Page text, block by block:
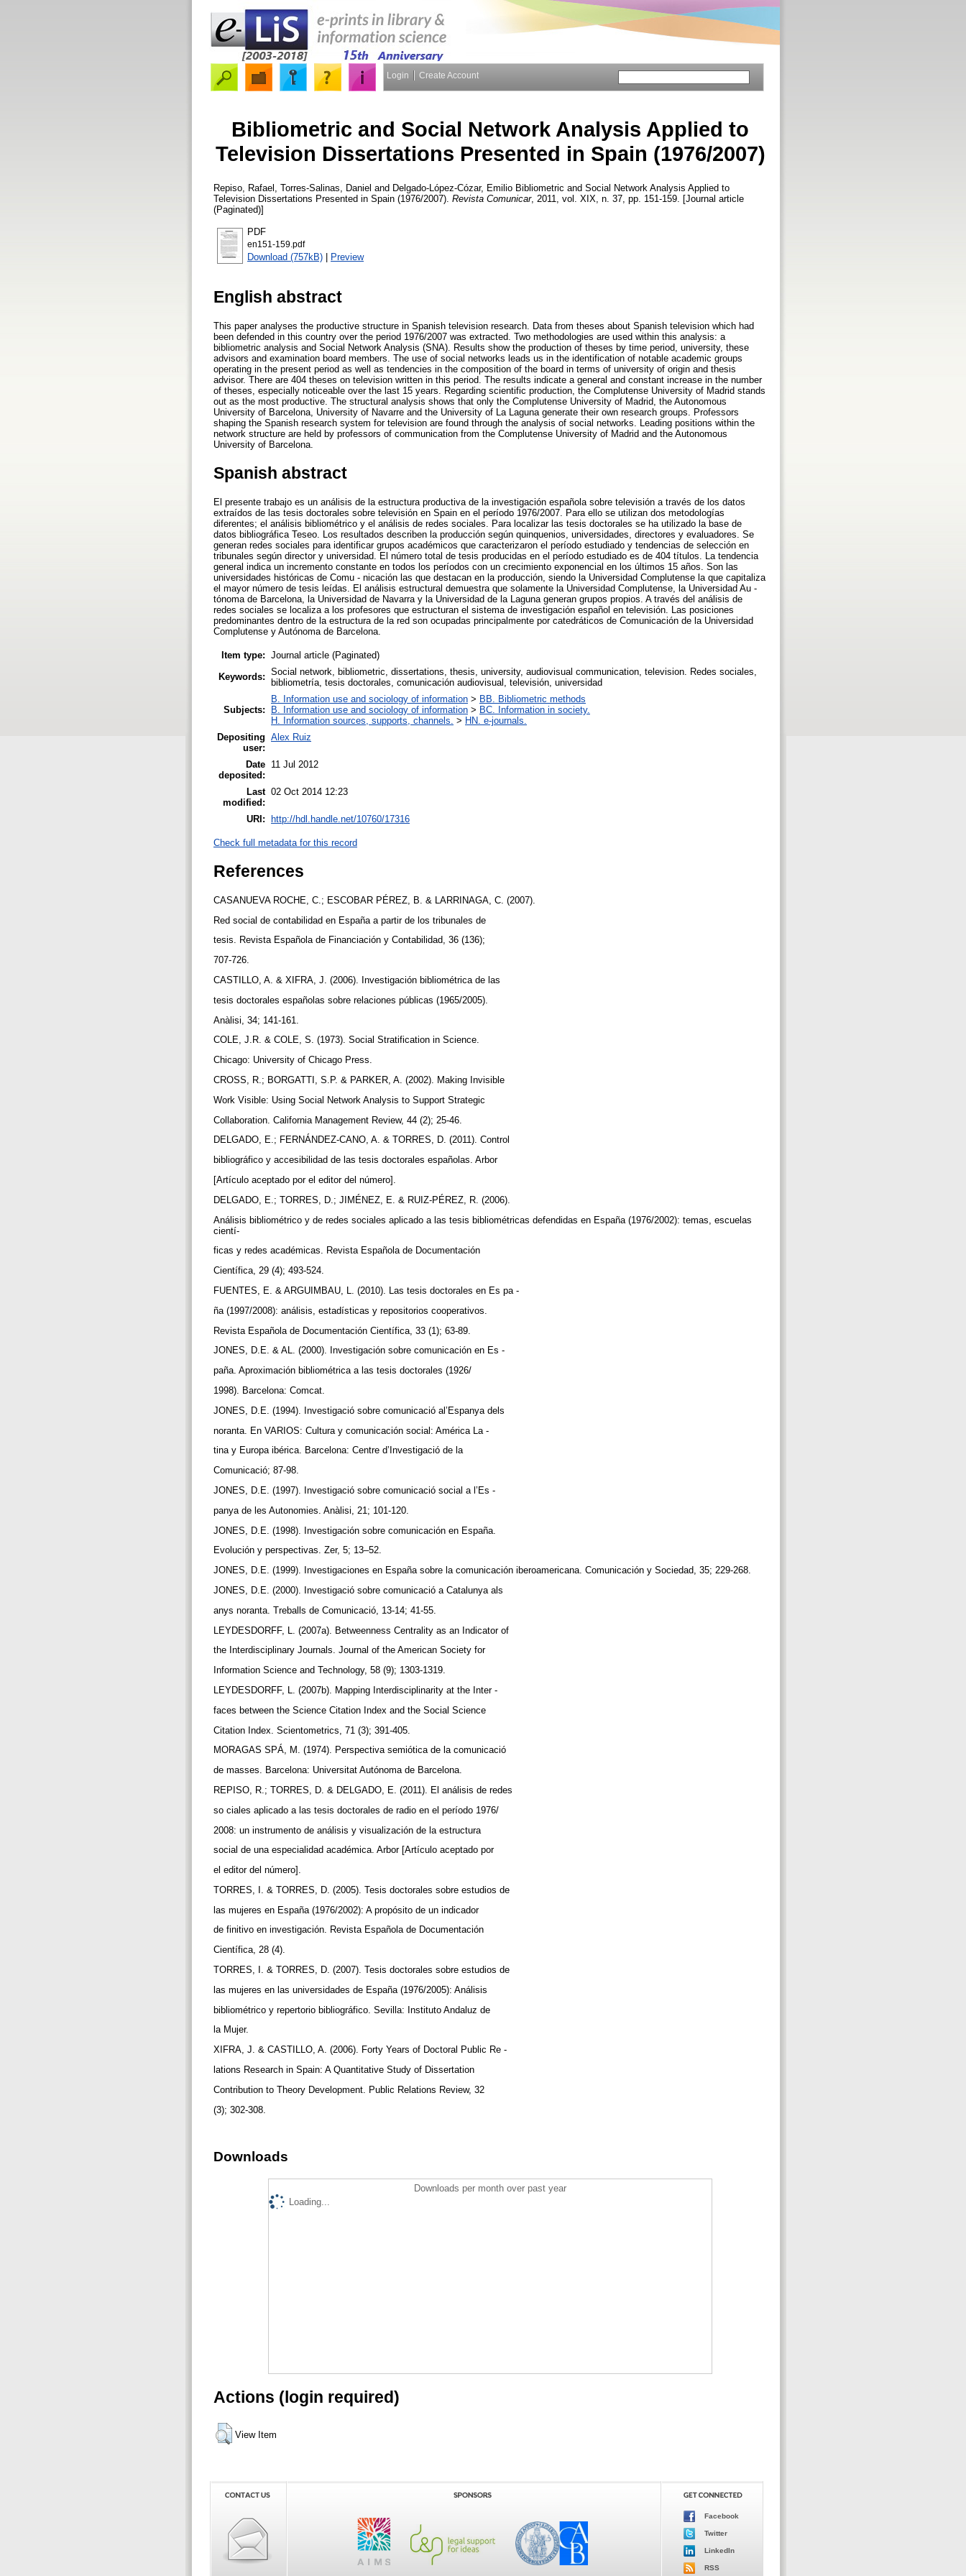
Login Create Account
Bibliometric and Social Network Analysis Applied to
Television Dissertations Presented in Spain (1976/2007)
Repiso, Rafael Torres-Salinas, Daniel and Delgado-López-Cózar, Emilio Bibliometric and Social Network Analysis Applied to
Television Dissertations Presented in Spain (1976/2007). Revista Comunicar, 2011, vol. XIX, n. 37, pp. 151-159. [Journal article
(Paginated)]
PDF
en151-159.pdf
Download (757kB) | Preview
English abstract
This paper analyses the productive structure in Spanish television research. Data from theses about Spanish television which had
been defended in this country over the period 1976/2007 was extracted. Two methodologies are used within this analysis: a
bibliometric analysis and Social Network Analysis (SNA). Results show the production of theses by time period, university, these
advisors and examination board members. The use of social networks leads us in the identification of notable academic groups
operating in the present period as well as tendencies in the composition of the board in terms of university of origin and thesis
advisor. There are 404 theses on television written in this period. The results indicate a general and constant increase in the number
of theses, especially noticeable over the last 15 years. Regarding scientific production, the Complutense University of Madrid stands
out as the most productive. The structural analysis shows that only the Complutense University of Madrid, the Autonomous
University of Barcelona, University of Navarre and the University of La Laguna generate their own research groups. Professors
shaping the Spanish research system for television are found through the analysis of social networks. Leading positions within the
network structure are held by professors of communication from the Complutense University of Madrid and the Autonomous
University of Barcelona.
Spanish abstract
El presente trabajo es un análisis de la estructura productiva de la investigación española sobre televisión a través de los datos
extraídos de las tesis doctorales sobre televisión en Spain en el período 1976/2007. Para ello se utilizan dos metodologías
diferentes; el análisis bibliométrico y el análisis de redes sociales. Para localizar las tesis doctorales se ha utilizado la base de
datos bibliográfica Teseo. Los resultados describen la producción según quinquenios, universidades, directores y evaluadores. Se
generan redes sociales para identificar grupos académicos que caracterizaron el período estudiado y tendencias de selección en
tribunales según director y universidad. El número total de tesis producidas en el período estudiado es de 404 títulos. La tendencia
general indica un incremento constante en todos los períodos con un crecimiento exponencial en los últimos 15 años. Son las
universidades históricas de Comu - nicación las que destacan en la producción, siendo la Universidad Complutense la que capitaliza
el mayor número de tesis leídas. El análisis estructural demuestra que solamente la Universidad Complutense, la Universidad Au -
tónoma de Barcelona, la Universidad de Navarra y la Universidad de la Laguna generan grupos propios. A través del análisis de
redes sociales se localiza a los profesores que estructuran el sistema de investigación español en televisión. Las posiciones
predominantes dentro de la estructura de la red son ocupadas principalmente por catedráticos de Comunicación de la Universidad
Complutense y Autónoma de Barcelona.
Item type: Journal article (Paginated)
Keywords: Social network, bibliometric, dissertations, thesis, university, audiovisual communication, television. Redes sociales,
bibliometría, tesis doctorales, comunicación audiovisual, televisión, universidad
Subjects:
B. Information use and sociology of information > BB. Bibliometric methods
B. Information use and sociology of information > BC. Information in society.
H. Information sources, supports, channels. > HN. e-journals.
Depositing
user:
Alex Ruiz
Date
deposited:
11 Jul 2012
Last
modified:
02 Oct 2014 12:23
URI: http://hdl.handle.net/10760/17316
Check full metadata for this record
References
CASANUEVA ROCHE, C.; ESCOBAR PÉREZ, B. & LARRINAGA, C. (2007).
Red social de contabilidad en España a partir de los tribunales de
tesis. Revista Española de Financiación y Contabilidad, 36 (136);
707-726.
CASTILLO, A. & XIFRA, J. (2006). Investigación bibliométrica de las
tesis doctorales españolas sobre relaciones públicas (1965/2005).
Anàlisi, 34; 141-161.
COLE, J.R. & COLE, S. (1973). Social Stratification in Science.
Chicago: University of Chicago Press.
CROSS, R.; BORGATTI, S.P. & PARKER, A. (2002). Making Invisible
Work Visible: Using Social Network Analysis to Support Strategic
Collaboration. California Management Review, 44 (2); 25-46.
DELGADO, E.; FERNÁNDEZ-CANO, A. & TORRES, D. (2011). Control
bibliográfico y accesibilidad de las tesis doctorales españolas. Arbor
[Artículo aceptado por el editor del número].
DELGADO, E.; TORRES, D.; JIMÉNEZ, E. & RUIZ-PÉREZ, R. (2006).
Análisis bibliométrico y de redes sociales aplicado a las tesis bibliométricas defendidas en España (1976/2002): temas, escuelas
cientí-
ficas y redes académicas. Revista Española de Documentación
Científica, 29 (4); 493-524.
FUENTES, E. & ARGUIMBAU, L. (2010). Las tesis doctorales en Es pa -
ña (1997/2008): análisis, estadísticas y repositorios cooperativos.
Revista Española de Documentación Científica, 33 (1); 63-89.
JONES, D.E. & AL. (2000). Investigación sobre comunicación en Es -
paña. Aproximación bibliométrica a las tesis doctorales (1926/
1998). Barcelona: Comcat.
JONES, D.E. (1994). Investigació sobre comunicació al’Espanya dels
noranta. En VARIOS: Cultura y comunicación social: América La -
tina y Europa ibérica. Barcelona: Centre d’Investigació de la
Comunicació; 87-98.
JONES, D.E. (1997). Investigació sobre comunicació social a l’Es -
panya de les Autonomies. Anàlisi, 21; 101-120.
JONES, D.E. (1998). Investigación sobre comunicación en España.
Evolución y perspectivas. Zer, 5; 13–52.
JONES, D.E. (1999). Investigaciones en España sobre la comunicación iberoamericana. Comunicación y Sociedad, 35; 229-268.
JONES, D.E. (2000). Investigació sobre comunicació a Catalunya als
anys noranta. Treballs de Comunicació, 13-14; 41-55.
LEYDESDORFF, L. (2007a). Betweenness Centrality as an Indicator of
the Interdisciplinary Journals. Journal of the American Society for
Information Science and Technology, 58 (9); 1303-1319.
LEYDESDORFF, L. (2007b). Mapping Interdisciplinarity at the Inter -
faces between the Science Citation Index and the Social Science
Citation Index. Scientometrics, 71 (3); 391-405.
MORAGAS SPÁ, M. (1974). Perspectiva semiótica de la comunicació
de masses. Barcelona: Universitat Autónoma de Barcelona.
REPISO, R.; TORRES, D. & DELGADO, E. (2011). El análisis de redes
so ciales aplicado a las tesis doctorales de radio en el período 1976/
2008: un instrumento de análisis y visualización de la estructura
social de una especialidad académica. Arbor [Artículo aceptado por
el editor del número].
TORRES, I. & TORRES, D. (2005). Tesis doctorales sobre estudios de
las mujeres en España (1976/2002): A propósito de un indicador
de finitivo en investigación. Revista Española de Documentación
Científica, 28 (4).
TORRES, I. & TORRES, D. (2007). Tesis doctorales sobre estudios de
las mujeres en las universidades de España (1976/2005): Análisis
bibliométrico y repertorio bibliográfico. Sevilla: Instituto Andaluz de
la Mujer.
XIFRA, J. & CASTILLO, A. (2006). Forty Years of Doctoral Public Re -
lations Research in Spain: A Quantitative Study of Dissertation
Contribution to Theory Development. Public Relations Review, 32
(3); 302-308.
Downloads
Downloads per month over past year
Loading...
Actions (login required)
View Item
Facebook
Twitter
LinkedIn
RSS